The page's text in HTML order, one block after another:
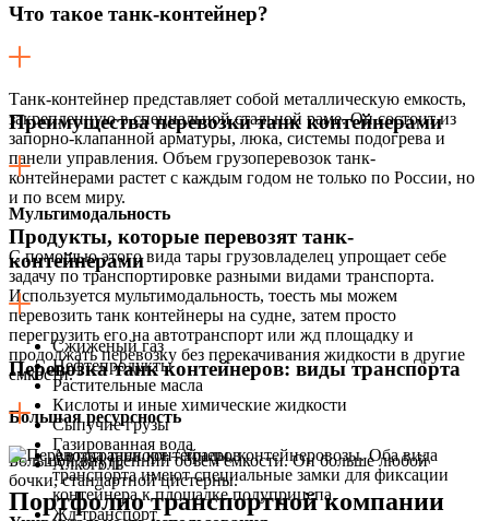
Что такое танк-контейнер?
Танк-контейнер представляет собой металлическую емкость,
закрепленную в специальной стальной раме. Он состоит из
запорно-клапанной арматуры, люка, системы подогрева и
панели управления. Объем грузоперевозок танк-
контейнерами растет с каждым годом не только по России, но
и по всем миру.
Преимущества перевозки танк контейнерами
Мультимодальность
C помощью этого вида тары грузовладелец упрощает себе
задачу по транспортировке разными видами транспорта.
Используется мультимодальность, тоесть мы можем
перевозить танк контейнеры на судне, затем просто
перегрузить его на автотранспорт или жд площадку и
продолжать перевозку без перекачивания жидкости в другие
емкости.
Большая ресурсность
Большой внутренний объем емкости. Он больше любой
бочки, стандартной цистерны.
Продукты, которые перевозят танк-
контейнерами
Сжиженый газ
Нефтепродукты
Растительные масла
Кислоты и иные химические жидкости
Сыпучие грузы
Газированная вода
Алкоголь
Перевозка танк контейнеров: виды транспорта
Автотранспорт – тралы, контейнеровозы. Оба вида
транспорта имеют специальные замки для фиксации
контейнера к площадке полуприцепа.
Жд транспорт
Портфолио транспортной компании